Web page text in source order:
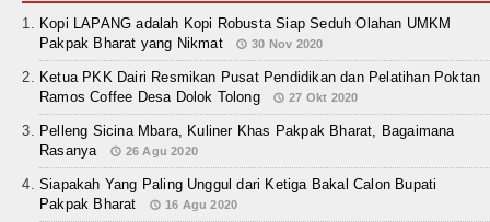
Kopi LAPANG adalah Kopi Robusta Siap Seduh Olahan UMKM
Pakpak Bharat yang Nikmat
30 Nov 2020
Ketua PKK Dairi Resmikan Pusat Pendidikan dan Pelatihan Poktan
Ramos Coffee Desa Dolok Tolong
27 Okt 2020
Pelleng Sicina Mbara, Kuliner Khas Pakpak Bharat, Bagaimana
Rasanya
26 Agu 2020
Siapakah Yang Paling Unggul dari Ketiga Bakal Calon Bupati
Pakpak Bharat
16 Agu 2020